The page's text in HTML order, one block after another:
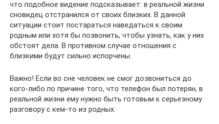
что подобное видение подсказывает: в реальной жизни
сновидец отстранился от своих близких. В данной
ситуации стоит постараться наведаться к своим
родным или хотя бы позвонить, чтобы узнать, как у них
обстоят дела. В противном случае отношения с
близкими будут сильно испорчены.
Важно! Если во сне человек не смог дозвониться до
кого-либо по причине того, что телефон был потерян, в
реальной жизни ему нужно быть готовым к серьезному
разговору с кем-то из родных.